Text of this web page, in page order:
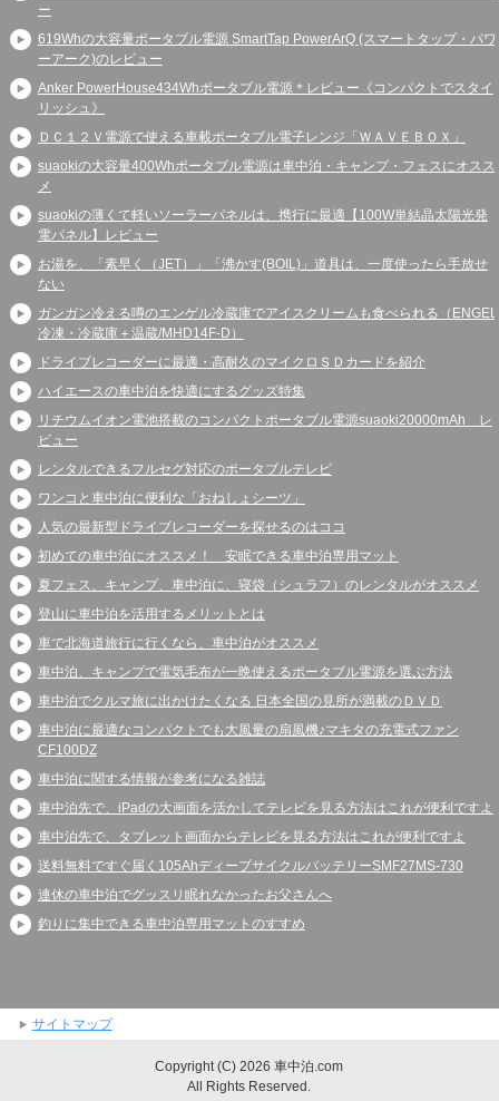
ー
619Whの大容量ポータブル電源 SmartTap PowerArQ (スマートタップ・パワ
ーアーク)のレビュー
Anker PowerHouse434Whポータブル電源＊レビュー《コンパクトでスタイ
リッシュ》
ＤＣ１２Ｖ電源で使える車載ポータブル電子レンジ「ＷＡＶＥＢＯＸ」
suaokiの大容量400Whポータブル電源は車中泊・キャンプ・フェスにオスス
メ
suaokiの薄くて軽いソーラーパネルは、携行に最適【100W単結晶太陽光発
電パネル】レビュー
お湯を、「素早く（JET）」「沸かす(BOIL)」道具は、一度使ったら手放せ
ない
ガンガン冷える噂のエンゲル冷蔵庫でアイスクリームも食べられる（ENGEL
冷凍・冷蔵庫＋温蔵/MHD14F-D）
ドライブレコーダーに最適・高耐久のマイクロＳＤカードを紹介
ハイエースの車中泊を快適にするグッズ特集
リチウムイオン電池搭載のコンパクトポータブル電源suaoki20000mAh レ
ビュー
レンタルできるフルセグ対応のポータブルテレビ
ワンコと車中泊に便利な「おねしょシーツ」
人気の最新型ドライブレコーダーを探せるのはココ
初めての車中泊にオススメ！ 安眠できる車中泊専用マット
夏フェス、キャンプ、車中泊に、寝袋（シュラフ）のレンタルがオススメ
登山に車中泊を活用するメリットとは
車で北海道旅行に行くなら、車中泊がオススメ
車中泊、キャンプで電気毛布が一晩使えるポータブル電源を選ぶ方法
車中泊でクルマ旅に出かけたくなる 日本全国の見所が満載のＤＶＤ
車中泊に最適なコンパクトでも大風量の扇風機♪マキタの充電式ファン
CF100DZ
車中泊に関する情報が参考になる雑誌
車中泊先で、iPadの大画面を活かしてテレビを見る方法はこれが便利ですよ
車中泊先で、タブレット画面からテレビを見る方法はこれが便利ですよ
送料無料ですぐ届く105AhディープサイクルバッテリーSMF27MS-730
連休の車中泊でグッスリ眠れなかったお父さんへ
釣りに集中できる車中泊専用マットのすすめ
サイトマップ
Copyright (C) 2026 車中泊.com
All Rights Reserved.